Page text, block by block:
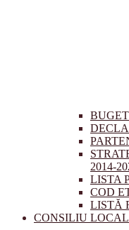
2014-
LISTA
COD
LISTĂ
CONSILIU LOCAL